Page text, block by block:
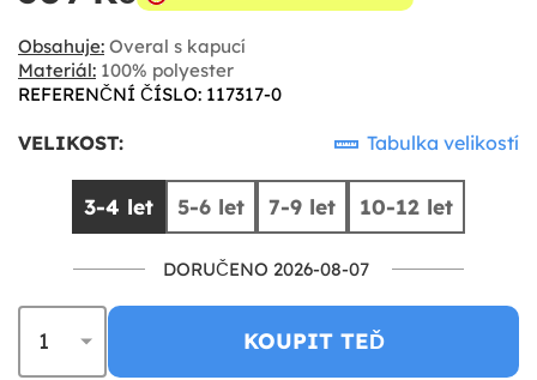
Obsahuje: Overal s kapucí
Materiál: 100% polyester
REFERENČNÍ ČÍSLO: 117317-0
VELIKOST: Tabulka velikostí
3-4 let 5-6 let 7-9 let 10-12 let
DORUČENO 2026-08-07
KOUPIT TEĎ